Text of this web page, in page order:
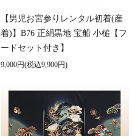
【男児お宮参りレンタル初着(産
着)】B76 正絹黒地 宝船 小槌【フ
ードセット付き】
9,000円(税込9,900円)